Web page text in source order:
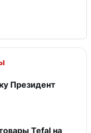
Президент
Tefal на